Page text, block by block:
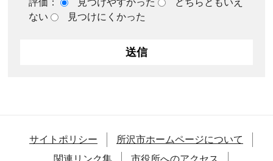
評価：
見つけやすかった
どちらともいえ
ない
見つけにくかった
サイトポリシー
所沢市ホームページについて